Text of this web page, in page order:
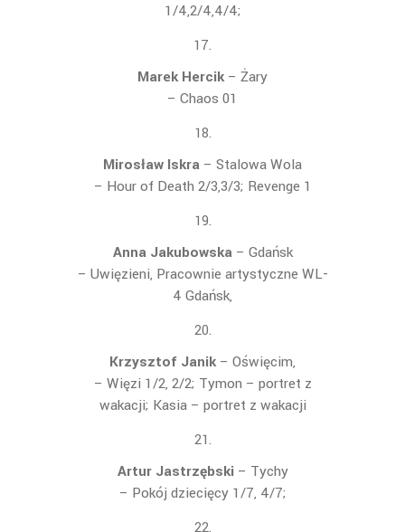
1/4,2/4,4/4;
Marek Hercik– Żary
– Chaos 01
Mirosław Iskra – Stalowa Wola
– Hour of Death 2/3,3/3; Revenge 1
Anna Jakubowska– Gdańsk
– Uwięzieni, Pracownie artystyczne WL-
4 Gdańsk,
Krzysztof Janik– Oświęcim,
– Więzi 1/2, 2/2; Tymon – portret z
wakacji; Kasia – portret z wakacji
Artur Jastrzębski– Tychy
– Pokój dziecięcy 1/7, 4/7;